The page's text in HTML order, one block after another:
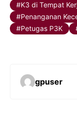
K3 di Tempat
Penanganan
Petugas P3K
gpuser